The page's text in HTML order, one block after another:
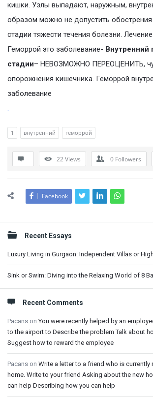
кишки. Узлы выпадают, наружным,
образом можно не допустить обострения
стадии тяжести течения болезни.
Геморрой это заболевание- Внутренний
стадии– НЕВОЗМОЖНО ПЕРЕОЦЕНИТЬ,
опорожнения кишечника. Геморрой
заболевание
.
1 внутренний геморрой
22Views 0 Followers
Facebook
Sidebar
Recent Essays
Luxury Living in Gurgaon: Independent Villas or
Sink or Swim: Diving into the Relaxing World of 8
Recent Comments
Pacans onYou were recently helped by an
to the airport to Describe the problem Talk about
Suggest how to reward the employee
Pacans on Write a letter to a friend who is currently
home. Write to your friend Asking about the new
can help Describing how you can help